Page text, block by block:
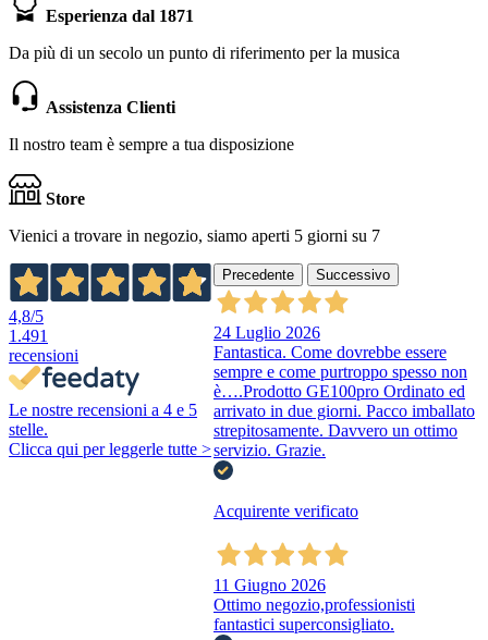
Esperienza dal 1871
Da più di un secolo un punto di riferimento per la musica
Assistenza Clienti
Il nostro team è sempre a tua disposizione
Store
Vienici a trovare in negozio, siamo aperti 5 giorni su 7
4,8/5
1.491
recensioni
Le nostre recensioni a 4 e 5
stelle.
Clicca qui per leggerle tutte >
Precedente Successivo
24 Luglio 2026
Fantastica. Come dovrebbe essere
sempre e come purtroppo spesso non
è….Prodotto GE100pro Ordinato ed
arrivato in due giorni. Pacco imballato
strepitosamente. Davvero un ottimo
servizio. Grazie.
Acquirente verificato
11 Giugno 2026
Ottimo negozio,professionisti
fantastici superconsigliato.